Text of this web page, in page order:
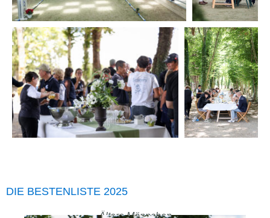
DIE BESTENLISTE 2025